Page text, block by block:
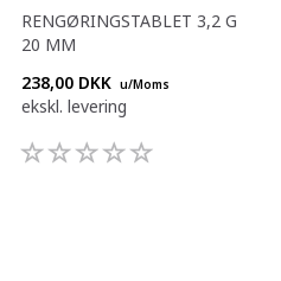
RENGØRINGSTABLET 3,2 G
20 MM
238,00 DKK u/Moms
ekskl. levering